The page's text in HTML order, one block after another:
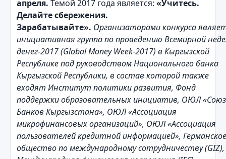
апреля. Темой 2017 года является: «Учитесь.
Делайте сбережения.
Зарабатывайте». Организаторами конкурса
инициативная группа по проведению Всемирной
денег-2017 (Global Money Week-2017) в Кыргызской
Республике под руководством Национального банка
Кыргызской Республики, в состав которой также
входят Институт политики развития, Фонд
поддержки образовательных инициатив, ОЮЛ «Союз
Банков Кыргызстана», ОЮЛ «Ассоциация
микрофинансовых организаций», ОЮЛ «Ассоциация
пользователей кредитной информацией», Германское
общество по международному сотрудничеству (GIZ),